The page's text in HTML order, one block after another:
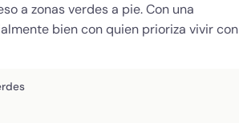
a zonas verdes a pie. Con una
bien con quien prioriza vivir con